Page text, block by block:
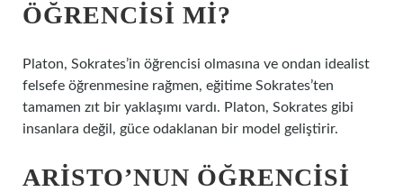
ÖĞRENCISI MI?
Platon, Sokrates’in öğrencisi olmasına ve ondan idealist
felsefe öğrenmesine rağmen, eğitime Sokrates’ten
tamamen zıt bir yaklaşımı vardı. Platon, Sokrates gibi
insanlara değil, güce odaklanan bir model geliştirir.
ARISTO’NUN ÖĞRENCISI